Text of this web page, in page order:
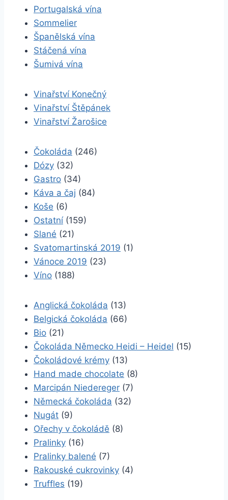
Portugalská vína
Sommelier
Španělská vína
Stáčená vína
Šumivá vína
Vinařství Konečný
Vinařství Štěpánek
Vinařství Žarošice
Čokoláda (246)
Dózy (32)
Gastro (34)
Káva a čaj (84)
Koše (6)
Ostatní (159)
Slané (21)
Svatomartinská 2019 (1)
Vánoce 2019 (23)
Víno (188)
Anglická čokoláda (13)
Belgická čokoláda (66)
Bio (21)
Čokoláda Německo Heidi – Heidel (15)
Čokoládové krémy (13)
Hand made chocolate (8)
Marcipán Niedereger (7)
Německá čokoláda (32)
Nugát (9)
Ořechy v čokoládě (8)
Pralinky (16)
Pralinky balené (7)
Rakouské cukrovinky (4)
Truffles (19)